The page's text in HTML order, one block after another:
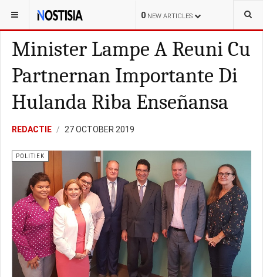
0 NEW ARTICLES
YOU ARE HERE: ARUBA POLITIEK
Minister Lampe A Reuni Cu
Partnernan Importante Di
Hulanda Riba Enseñansa
REDACTIE 27 OCTOBER 2019
POLITIEK